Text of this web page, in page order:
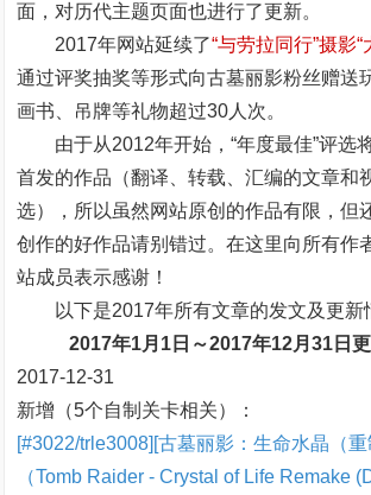
面，对历代主题页面也进行了更新。
2017年网站延续了“与劳拉同行”摄影“
通过评奖抽奖等形式向古墓丽影粉丝赠送
画书、吊牌等礼物超过30人次。
由于从2012年开始，“年度最佳”评选
首发的作品（翻译、转载、汇编的文章和
选），所以虽然网站原创的作品有限，但
创作的好作品请别错过。在这里向所有作
站成员表示感谢！
以下是2017年所有文章的发文及更新
2017年1月1日～2017年12月31日
2017-12-31
新增（5个自制关卡相关）：
[#3022/trle3008][古墓丽影：生命水晶（重
（Tomb Raider - Crystal of Life Remake